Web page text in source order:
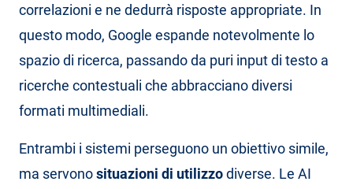
correlazioni e ne dedurrà risposte appropriate. In
questo modo, Google espande notevolmente lo
spazio di ricerca, passando da puri input di testo a
ricerche contestuali che abbracciano diversi
formati multimediali.
Entrambi i sistemi perseguono un obiettivo simile,
ma servonosituazioni di utilizzodiverse. Le AI